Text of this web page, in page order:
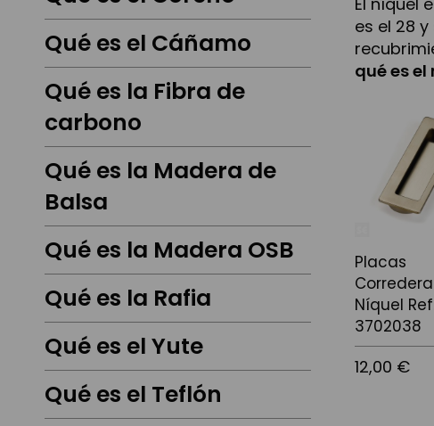
es el 28
qué es el
Placas
Níquel
3702038
12,00 €
Qué es el Cáñamo
Qué es la Fibra de
carbono
Qué es la Madera de
Balsa
Qué es la Madera OSB
Qué es la Rafia
Qué es el Yute
Qué es el Teflón